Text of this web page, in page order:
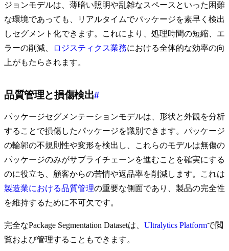
ジョンモデルは、薄暗い照明や乱雑なスペースといった困難
な環境であっても、リアルタイムでパッケージを素早く検出
しセグメント化できます。これにより、処理時間の短縮、エ
ラーの削減、
ロジスティクス業務における全体的な効率の向
上がもたらされます。
品質管理と損傷検出#
パッケージセグメンテーションモデルは、形状と外観を分析
することで損傷したパッケージを識別できます。パッケージ
の輪郭の不規則性や変形を検出し、これらのモデルは無傷の
パッケージのみがサプライチェーンを進むことを確実にする
のに役立ち、顧客からの苦情や返品率を削減します。これは
製造業における品質管理の重要な側面であり、製品の完全性
を維持するために不可欠です。
完全なPackage Segmentation Datasetは、 Ultralytics Platformで閲
覧および管理することもできます。